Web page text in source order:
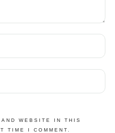
WEBSITE IN THIS
TIME I COMMENT.